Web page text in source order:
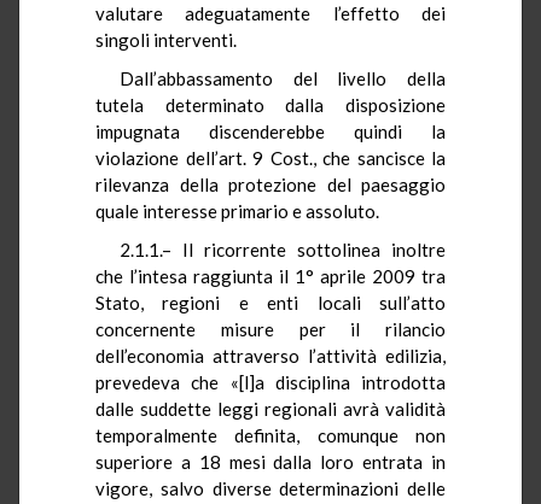
valutare adeguatamente l’effetto dei
singoli interventi.
Dall’abbassamento del livello della
tutela determinato dalla disposizione
impugnata discenderebbe quindi la
violazione dell’art. 9 Cost., che sancisce la
rilevanza della protezione del paesaggio
quale interesse primario e assoluto.
2.1.1.– Il ricorrente sottolinea inoltre
che l’intesa raggiunta il 1° aprile 2009 tra
Stato, regioni e enti locali sull’atto
concernente misure per il rilancio
dell’economia attraverso l’attività edilizia,
prevedeva che «[l]a disciplina introdotta
dalle suddette leggi regionali avrà validità
temporalmente definita, comunque non
superiore a 18 mesi dalla loro entrata in
vigore, salvo diverse determinazioni delle